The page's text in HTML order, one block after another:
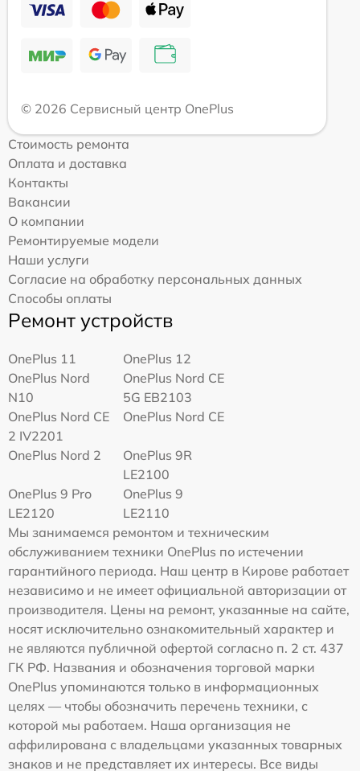
© 2026 Сервисный центр OnePlus
Стоимость ремонта
Оплата и доставка
Контакты
Вакансии
О компании
Ремонтируемые модели
Наши услуги
Согласие на обработку персональных данных
Способы оплаты
Ремонт устройств
OnePlus 11
OnePlus 12
OnePlus Nord
N10
OnePlus Nord CE
5G EB2103
OnePlus Nord CE
2 IV2201
OnePlus Nord CE
OnePlus Nord 2
OnePlus 9R
LE2100
OnePlus 9 Pro
LE2120
OnePlus 9
LE2110
Мы занимаемся ремонтом и техническим
обслуживанием техники OnePlus по истечении
гарантийного периода. Наш центр в Кирове работает
независимо и не имеет официальной авторизации от
производителя. Цены на ремонт, указанные на сайте,
носят исключительно ознакомительный характер и
не являются публичной офертой согласно п. 2 ст. 437
ГК РФ. Названия и обозначения торговой марки
OnePlus упоминаются только в информационных
целях — чтобы обозначить перечень техники, с
которой мы работаем. Наша организация не
аффилирована с владельцами указанных товарных
знаков и не представляет их интересы. Все виды